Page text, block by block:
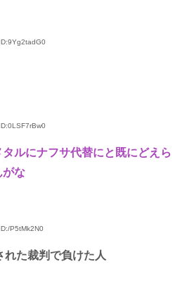
ID:9Yg2tadG0
ID:0LSF7rBw0
ルにナフサ代替にと既にどえら
がな
ID:/P5tMk2N0
れた裁判で負けた人